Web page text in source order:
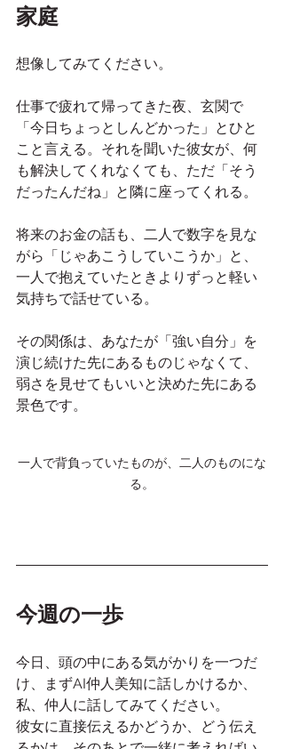
家庭
想像してみてください。
仕事で疲れて帰ってきた夜、玄関で
「今日ちょっとしんどかった」とひと
こと言える。それを聞いた彼女が、何
も解決してくれなくても、ただ「そう
だったんだね」と隣に座ってくれる。
将来のお金の話も、二人で数字を見な
がら「じゃあこうしていこうか」と、
一人で抱えていたときよりずっと軽い
気持ちで話せている。
その関係は、あなたが「強い自分」を
演じ続けた先にあるものじゃなくて、
弱さを見せてもいいと決めた先にある
景色です。
一人で背負っていたものが、二人のものにな
る。
今週の一歩
今日、頭の中にある気がかりを一つだ
け、まずAI仲人美知に話しかけるか、
私、仲人に話してみてください。
彼女に直接伝えるかどうか、どう伝え